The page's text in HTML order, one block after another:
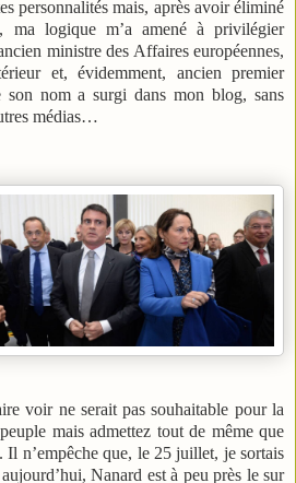
personnalités mais, après avoir éliminé
ma logique m’a amené à privilégier
ministre des Affaires européennes,
et, évidemment, ancien premier
son nom a surgi dans mon blog, sans
médias…
voir ne serait pas souhaitable pour la
mais admettez tout de même que
Il n’empêche que, le 25 juillet, je sortais
Nanard est à peu près le sur